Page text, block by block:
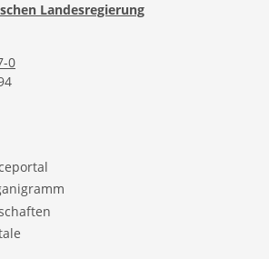
Landesregierung
0